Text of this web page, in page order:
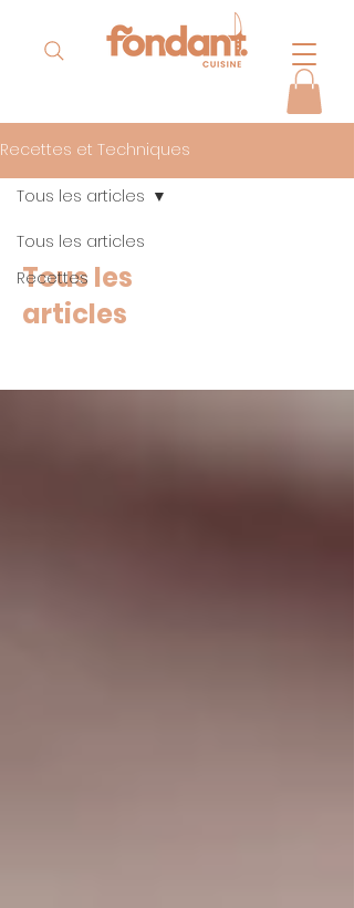
Recettes et Techniques
Tous les articles
Recettes
Tous les articles
Tous les
articles